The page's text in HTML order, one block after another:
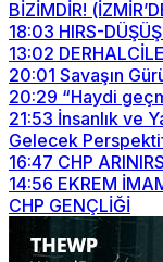
BİZİMDİR!
18:03 HIRS-
13:02
20:01 Savaşın
20:29 “Haydi
21:53 İnsanlık ve
Gelecek
16:47 CHP
14:56 EKREM
CHP GENÇLİĞİ